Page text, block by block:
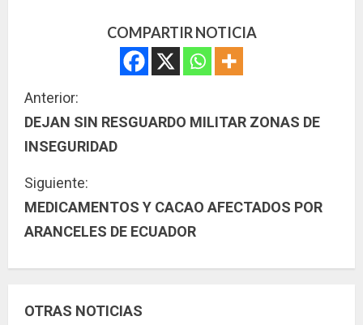
COMPARTIR NOTICIA
S
i
g
u
e
l
e
Anterior:
DEJAN SIN RESGUARDO MILITAR ZONAS DE
INSEGURIDAD
Siguiente:
MEDICAMENTOS Y CACAO AFECTADOS POR
ARANCELES DE ECUADOR
OTRAS NOTICIAS